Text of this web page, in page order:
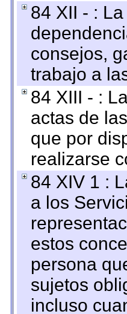
84 XII - :
consejos,
trabajo a
84 XIII - :
actas de
que por
realizarse
84 XIV 1 :
a los
estos
persona
sujetos
incluso